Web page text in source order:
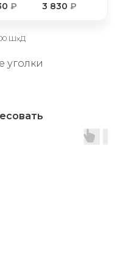
₽ 3 830 ₽
ШхД
уголки